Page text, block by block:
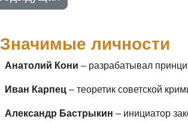
личности
Анатолий Кони – разрабатывал
Иван Карпец – теоретик советской
Александр Бастрыкин – инициатор